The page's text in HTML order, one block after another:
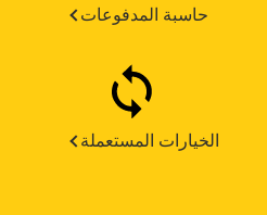
حاسبة المدفوعات
الخيارات المستعملة